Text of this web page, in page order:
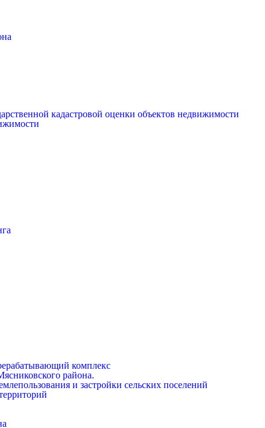
кадастровой оценки объектов недвижимости
комплекс
района.
и застройки сельских поселений